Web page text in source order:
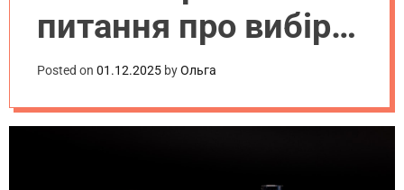
питання про вибір
парфуму
Posted on 01.12.2025 byОльга